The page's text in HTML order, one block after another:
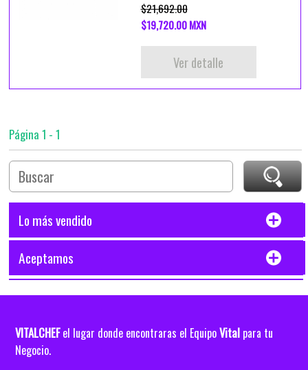
$21,692.00
$19,720.00 MXN
Ver detalle
Página 1 - 1
Lo más vendido
Aceptamos
VITALCHEFel lugar donde encontraras el EquipoVital para tu
Negocio.